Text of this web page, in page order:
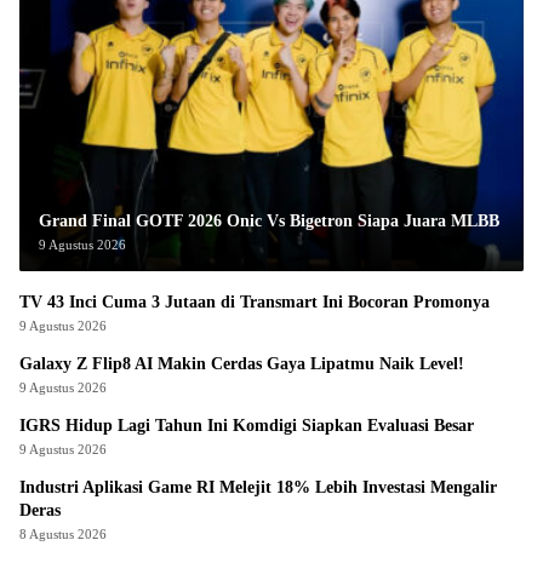
Grand Final GOTF 2026 Onic Vs Bigetron Siapa Juara MLBB
9 Agustus 2026
TV 43 Inci Cuma 3 Jutaan di Transmart Ini Bocoran Promonya
9 Agustus 2026
Galaxy Z Flip8 AI Makin Cerdas Gaya Lipatmu Naik Level!
9 Agustus 2026
IGRS Hidup Lagi Tahun Ini Komdigi Siapkan Evaluasi Besar
9 Agustus 2026
Industri Aplikasi Game RI Melejit 18% Lebih Investasi Mengalir
Deras
8 Agustus 2026